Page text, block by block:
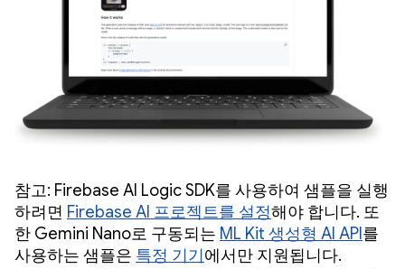
참고: Firebase AI Logic SDK를 사용하여 샘플을 실행
하려면 Firebase AI 프로젝트를 설정해야 합니다. 또
한 Gemini Nano로 구동되는 ML Kit 생성형 AI API 를
사용하는 샘플은 특정 기기에서만 지원됩니다.